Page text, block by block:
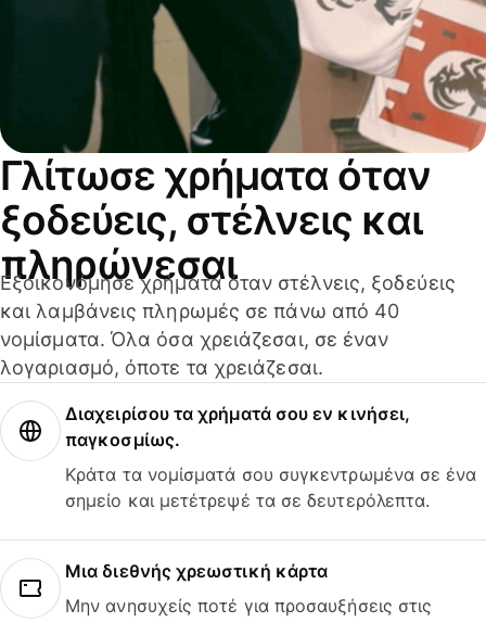
Γλίτωσε χρήματα όταν
ξοδεύεις, στέλνεις και
πληρώνεσαι
Εξοικονόμησε χρήματα όταν στέλνεις, ξοδεύεις
και λαμβάνεις πληρωμές σε πάνω από 40
νομίσματα. Όλα όσα χρειάζεσαι, σε έναν
λογαριασμό, όποτε τα χρειάζεσαι.
Διαχειρίσου τα χρήματά σου εν κινήσει,
παγκοσμίως.
Κράτα τα νομίσματά σου συγκεντρωμένα σε ένα
σημείο και μετέτρεψέ τα σε δευτερόλεπτα.
Μια διεθνής χρεωστική κάρτα
Μην ανησυχείς ποτέ για προσαυξήσεις στις